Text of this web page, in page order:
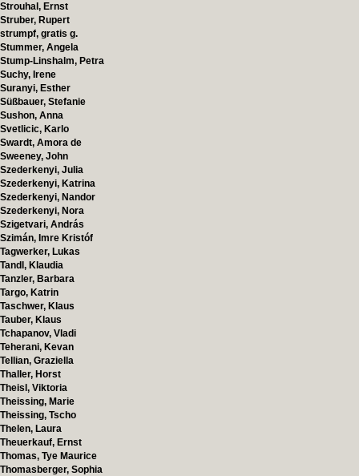
Strouhal, Ernst
Struber, Rupert
strumpf, gratis g.
Stummer, Angela
Stump-Linshalm, Petra
Suchy, Irene
Suranyi, Esther
Süßbauer, Stefanie
Sushon, Anna
Svetlicic, Karlo
Swardt, Amora de
Sweeney, John
Szederkenyi, Julia
Szederkenyi, Katrina
Szederkenyi, Nandor
Szederkenyi, Nora
Szigetvari, András
Szimán, Imre Kristóf
Tagwerker, Lukas
Tandl, Klaudia
Tanzler, Barbara
Targo, Katrin
Taschwer, Klaus
Tauber, Klaus
Tchapanov, Vladi
Teherani, Kevan
Tellian, Graziella
Thaller, Horst
Theisl, Viktoria
Theissing, Marie
Theissing, Tscho
Thelen, Laura
Theuerkauf, Ernst
Thomas, Tye Maurice
Thomasberger, Sophia